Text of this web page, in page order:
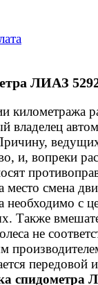
ЛИАЗ
километража
владелец
и, вопреки
место смена
необходимо с
Также
не
передовой
спидометра